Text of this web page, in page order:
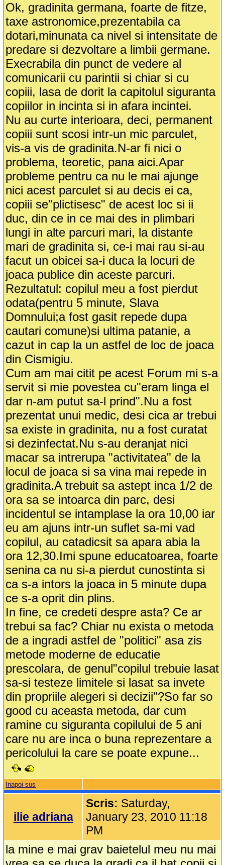
Ok, gradinita germana, foarte de fitze,
taxe astronomice,prezentabila ca
dotari,minunata ca nivel si intensitate de
predare si dezvoltare a limbii germane.
Execrabila din punct de vedere al
comunicarii cu parintii si chiar si cu
copiii, lasa de dorit la capitolul siguranta
copiilor in incinta si in afara incintei.
Nu au curte interioara, deci, permanent
copiii sunt scosi intr-un mic parculet,
vis-a vis de gradinita.N-ar fi nici o
problema, teoretic, pana aici.Apar
probleme pentru ca nu le mai ajunge
nici acest parculet si au decis ei ca,
copiii se"plictisesc" de acest loc si ii
duc, din ce in ce mai des in plimbari
lungi in alte parcuri mari, la distante
mari de gradinita si, ce-i mai rau si-au
facut un obicei sa-i duca la locuri de
joaca publice din aceste parcuri.
Rezultatul: copilul meu a fost pierdut
odata(pentru 5 minute, Slava
Domnului;a fost gasit repede dupa
cautari comune)si ultima patanie, a
cazut in cap la un astfel de loc de joaca
din Cismigiu.
Cum am mai citit pe acest Forum mi s-a
servit si mie povestea cu"eram linga el
dar n-am putut sa-l prind".Nu a fost
prezentat unui medic, desi cica ar trebui
sa existe in gradinita, nu a fost curatat
si dezinfectat.Nu s-au deranjat nici
macar sa intrerupa "activitatea" de la
locul de joaca si sa vina mai repede in
gradinita.A trebuit sa astept inca 1/2 de
ora sa se intoarca din parc, desi
incidentul se intamplase la ora 10,00 iar
eu am ajuns intr-un suflet sa-mi vad
copilul, au catadicsit sa apara abia la
ora 12,30.Imi spune educatoarea, foarte
senina ca nu si-a pierdut cunostinta si
ca s-a intors la joaca in 5 minute dupa
ce s-a oprit din plins.
In fine, ce credeti despre asta? Ce ar
trebui sa fac? Chiar nu exista o metoda
de a ingradi astfel de "politici" asa zis
metode moderne de educatie
prescolara, de genul"copilul trebuie lasat
sa-si testeze limitele si lasat sa invete
din propriile alegeri si decizii"?So far so
good cu aceasta metoda, dar cum
ramine cu siguranta copilului de 5 ani
care nu are inca o buna reprezentare a
pericolului la care se poate expune...
Inapoi sus
ilie adriana
Scris: Saturday,
January 23, 2010 11:18
PM
la mine e mai grav baietelul meu nu mai